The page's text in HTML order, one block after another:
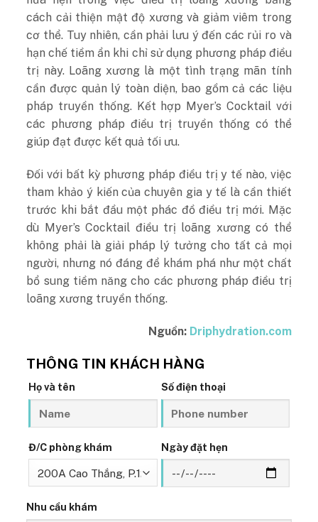
cách cải thiện mật độ xương và giảm viêm trong
cơ thể. Tuy nhiên, cần phải lưu ý đến các rủi ro và
hạn chế tiềm ẩn khi chỉ sử dụng phương pháp điều
trị này. Loãng xương là một tình trạng mãn tính
cần được quản lý toàn diện, bao gồm cả các liệu
pháp truyền thống. Kết hợp Myer’s Cocktail với
các phương pháp điều trị truyền thống có thể
giúp đạt được kết quả tối ưu.
Đối với bất kỳ phương pháp điều trị y tế nào, việc
tham khảo ý kiến của chuyên gia y tế là cần thiết
trước khi bắt đầu một phác đồ điều trị mới. Mặc
dù Myer’s Cocktail điều trị loãng xương có thể
không phải là giải pháp lý tưởng cho tất cả mọi
người, nhưng nó đáng để khám phá như một chất
bổ sung tiềm năng cho các phương pháp điều trị
loãng xương truyền thống.
Nguồn: Driphydration.com
THÔNG TIN KHÁCH HÀNG
Họ và tên Số điện thoại
Đ/C phòng khám Ngày đặt hẹn
Nhu cầu khám